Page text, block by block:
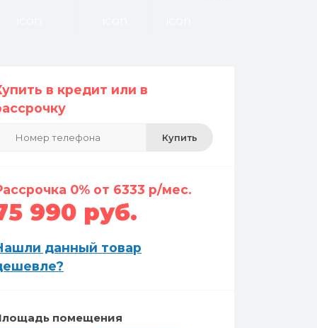
в кредит или в
Купить
0% от 6333 р/мес.
990 руб.
данный товар
помещения